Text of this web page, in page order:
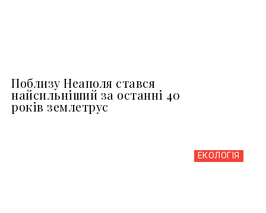
Поблизу Неаполя стався
найсильніший за останні 40
років землетрус
ЕКОЛОГІЯ